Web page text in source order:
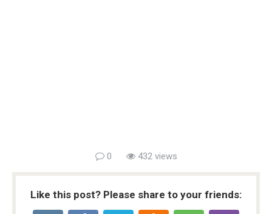
0 432 views
Like this post? Please share to your friends: